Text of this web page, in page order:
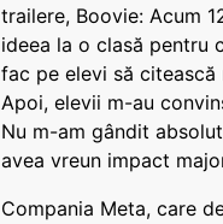
trailere, Boovie: Acum
ideea la o clasă pentru
fac pe elevi să citească
Apoi, elevii m-au
Nu m-am gândit
avea vreun impact
Compania Meta, care